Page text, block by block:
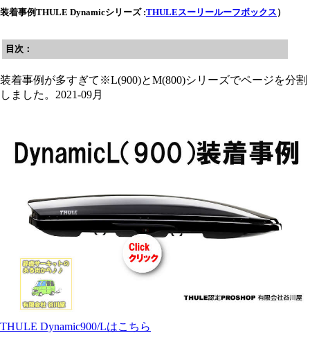
装着事例THULE Dynamicシリーズ :THULEスーリールーフボックス ）
目次：
装着事例が多すぎて※L(900)とM(800)シリーズでページを分割
しました。2021-09月
THULE Dynamic900/Lはこちら